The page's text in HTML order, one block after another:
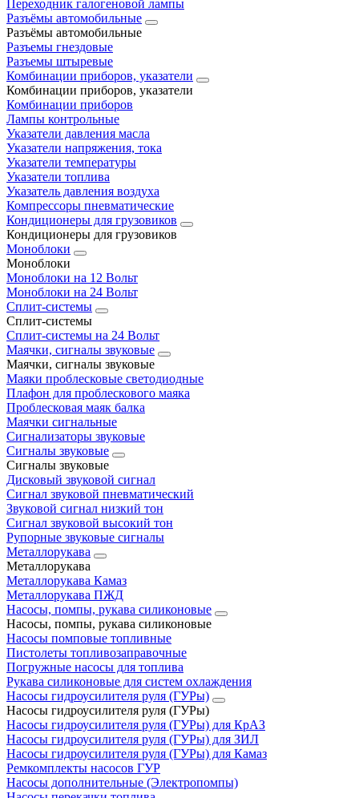
Переходник галогеновой лампы
Разъёмы автомобильные
Разъёмы автомобильные
Разъемы гнездовые
Разъемы штыревые
Комбинации приборов, указатели
Комбинации приборов, указатели
Комбинации приборов
Лампы контрольные
Указатели давления масла
Указатели напряжения, тока
Указатели температуры
Указатели топлива
Указатель давления воздуха
Компрессоры пневматические
Кондиционеры для грузовиков
Кондиционеры для грузовиков
Моноблоки
Моноблоки
Моноблоки на 12 Вольт
Моноблоки на 24 Вольт
Сплит-системы
Сплит-системы
Сплит‑системы на 24 Вольт
Маячки, сигналы звуковые
Маячки, сигналы звуковые
Маяки проблесковые светодиодные
Плафон для проблескового маяка
Проблесковая маяк балка
Маячки сигнальные
Сигнализаторы звуковые
Сигналы звуковые
Сигналы звуковые
Дисковый звуковой сигнал
Сигнал звуковой пневматический
Звуковой сигнал низкий тон
Сигнал звуковой высокий тон
Рупорные звуковые сигналы
Металлорукава
Металлорукава
Металлорукава Камаз
Металлорукава ПЖД
Насосы, помпы, рукава силиконовые
Насосы, помпы, рукава силиконовые
Насосы помповые топливные
Пистолеты топливозаправочные
Погружные насосы для топлива
Рукава силиконовые для систем охлаждения
Насосы гидроусилителя руля (ГУРы)
Насосы гидроусилителя руля (ГУРы)
Насосы гидроусилителя руля (ГУРы) для КрАЗ
Насосы гидроусилителя руля (ГУРы) для ЗИЛ
Насосы гидроусилителя руля (ГУРы) для Камаз
Ремкомплекты насосов ГУР
Насосы дополнительные (Электропомпы)